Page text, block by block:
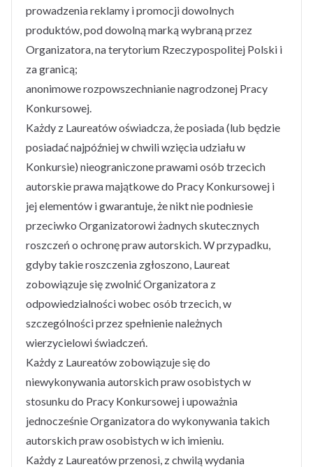
prowadzenia reklamy i promocji dowolnych
produktów, pod dowolną marką wybraną przez
Organizatora, na terytorium Rzeczypospolitej Polski i
za granicą;
anonimowe rozpowszechnianie nagrodzonej Pracy
Konkursowej.
Każdy z Laureatów oświadcza, że posiada (lub będzie
posiadać najpóźniej w chwili wzięcia udziału w
Konkursie) nieograniczone prawami osób trzecich
autorskie prawa majątkowe do Pracy Konkursowej i
jej elementów i gwarantuje, że nikt nie podniesie
przeciwko Organizatorowi żadnych skutecznych
roszczeń o ochronę praw autorskich. W przypadku,
gdyby takie roszczenia zgłoszono, Laureat
zobowiązuje się zwolnić Organizatora z
odpowiedzialności wobec osób trzecich, w
szczególności przez spełnienie należnych
wierzycielowi świadczeń.
Każdy z Laureatów zobowiązuje się do
niewykonywania autorskich praw osobistych w
stosunku do Pracy Konkursowej i upoważnia
jednocześnie Organizatora do wykonywania takich
autorskich praw osobistych w ich imieniu.
Każdy z Laureatów przenosi, z chwilą wydania